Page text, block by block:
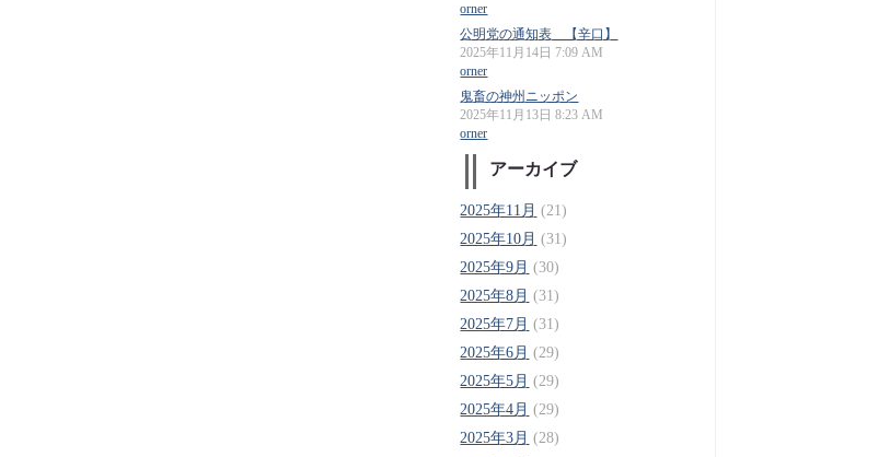
orner
公明党の通知表 【辛口】
2025年11月14日 7:09 AM
orner
鬼畜の神州ニッポン
2025年11月13日 8:23 AM
orner
アーカイブ
2025年11月 (21)
2025年10月 (31)
2025年9月 (30)
2025年8月 (31)
2025年7月 (31)
2025年6月 (29)
2025年5月 (29)
2025年4月 (29)
2025年3月 (28)